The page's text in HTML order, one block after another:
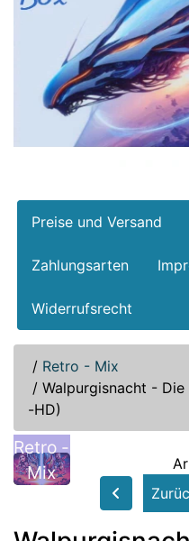
Preise und Versand
Zahlungsarten
Widerrufsrecht
/ Retro - Mix
/ Walpurgisnacht -
-HD)
Retro -
Mix